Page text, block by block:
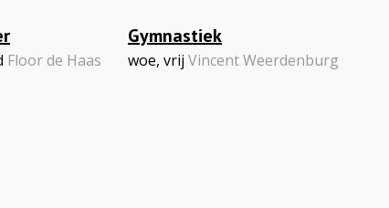
Floor de Haas
Gymnastiek
woe, vrij Vincent Weerdenburg